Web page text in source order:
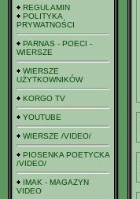
REGULAMIN
POLITYKA
PRYWATNOŚCI
PARNAS - POECI -
WIERSZE
WIERSZE
UŻYTKOWNIKÓW
KORGO TV
YOUTUBE
WIERSZE /VIDEO/
PIOSENKA POETYCKA
/VIDEO/
IMAK - MAGAZYN
VIDEO